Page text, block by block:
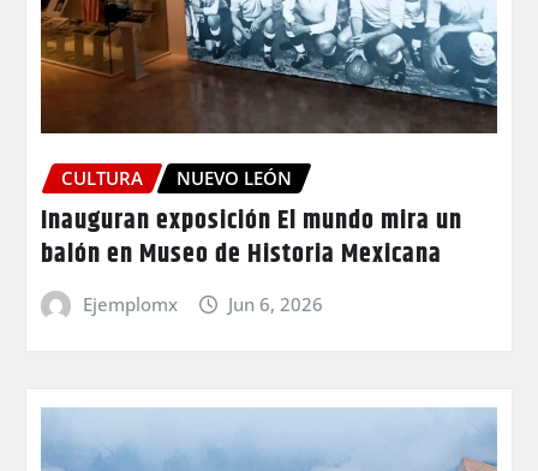
CULTURA NUEVO LEÓN
Inauguran exposición El mundo mira un
balón en Museo de Historia Mexicana
Ejemplomx Jun 6, 2026